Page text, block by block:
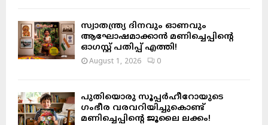
സ്വാതന്ത്ര്യ ദിനവും ഓണവും
ആഘോഷമാക്കാൻ മണിച്ചെപ്പിന്റെ
ഓഗസ്റ്റ് പതിപ്പ് എത്തി!
August 1, 2026 0
പുതിയൊരു സൂപ്പർഹീറോയുടെ
ഗംഭീര വരവറിയിച്ചുകൊണ്ട്
മണിച്ചെപ്പിന്റെ ജൂലൈ ലക്കം!